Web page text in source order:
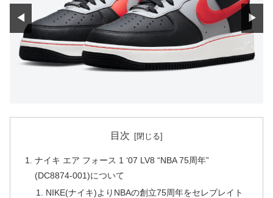
◀ ▶
目次
ナイキ エア フォース 1 ‘07 LV8 “NBA 75周年”
(DC8874-001)について
NIKE(ナイキ)よりNBAの創立75周年をセレブレイト